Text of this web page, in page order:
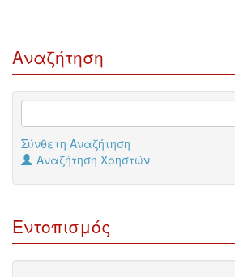
Αναζήτηση
Σύνθετη Αναζήτηση
Αναζήτηση Χρηστών
Εντοπισμός